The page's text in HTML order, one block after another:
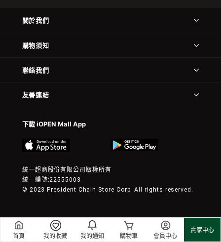
首頁 我的收藏 我的通知 購物車 會員中心
賣家中心
關於我們
購物須知
聯絡我們
友善連結
下載 iOPEN Mall App
統一超商股份有限公司版權所有
統一編號:22555003
© 2023 President Chain Store Corp. All rights reserved.